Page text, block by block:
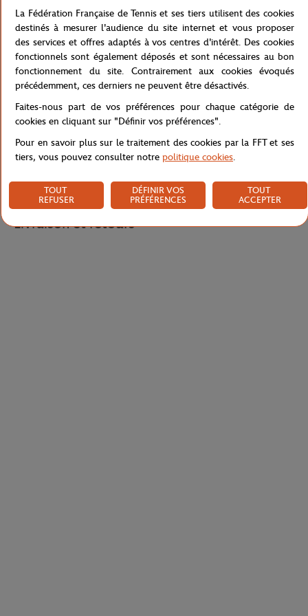
Son coloris blanc est sublimé par une bordure marine contrastée
qui souligne avec finesse l'encolure ronde. L'arrière du débardeur
présente un design croisé dans le dos. L’inscription "ROLAND-
GARROS" apparaît en lettres fines sur la poitrine, affirmant
discrètement votre passion pour le tournoi parisien.
Référence :
RTSW1125-BLA
Caractéristiques
Livraison et retours
La Fédération Française de Tennis et ses tiers utilisent des cookies
destinés à mesurer l'audience du site internet et vous proposer
des services et offres adaptés à vos centres d'intérêt. Des cookies
fonctionnels sont également déposés et sont nécessaires au bon
fonctionnement du site. Contrairement aux cookies évoqués
précédemment, ces derniers ne peuvent être désactivés.
Faites-nous part de vos préférences pour chaque catégorie de
cookies en cliquant sur "Définir vos préférences".
Pour en savoir plus sur le traitement des cookies par la FFT et ses
tiers, vous pouvez consulter notre politique cookies.
TOUT
REFUSER
DÉFINIR VOS
PRÉFÉRENCES
TOUT
ACCEPTER